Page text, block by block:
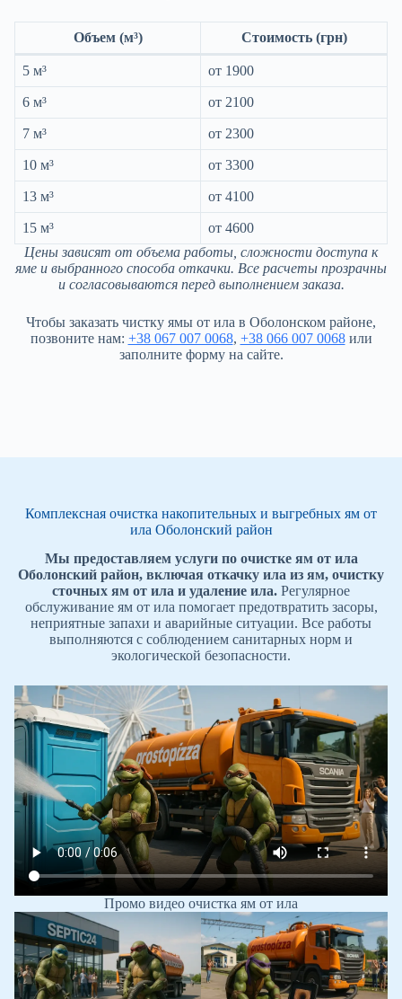
Объем (м³) Стоимость (грн)
5 м³ от 1900
6 м³ от 2100
7 м³ от 2300
10 м³ от 3300
13 м³ от 4100
15 м³
от 4600
Цены зависят от объема работы, сложности доступа к
яме и выбранного способа откачки. Все расчеты прозрачны
и согласовываются перед выполнением заказа.
Чтобы заказать чистку ямы от ила в Оболонском районе,
позвоните нам: +38 067 007 0068, +38 066 007 0068или
заполните форму на сайте.
Комплексная очистка накопительных и выгребных ям от
ила Оболонский район
Мы предоставляем услуги по очистке ям от ила
Оболонский район, включая откачку ила из ям, очистку
сточных ям от ила и удаление ила. Регулярное
обслуживание ям от ила помогает предотвратить засоры,
неприятные запахи и аварийные ситуации. Все работы
выполняются с соблюдением санитарных норм и
экологической безопасности.
Промо видео очистка ям от ила